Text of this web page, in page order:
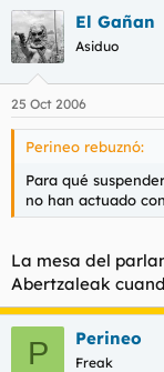
en España)El Gañan
Asiduo
25 Oct 2006
Perineo rebuznó:
Para qué
no han actuado
La mesa del
Abertzaleak
P Perineo
Freak